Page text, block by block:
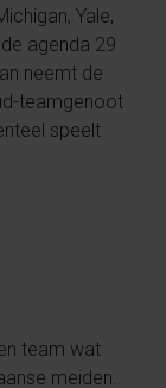
Yale,
agenda 29
neemt de
teamgenoot
speelt
team wat
meiden.